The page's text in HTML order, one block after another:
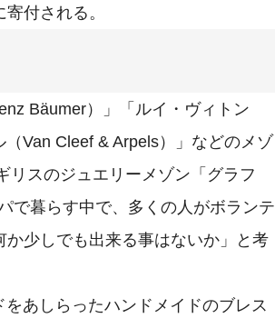
付される。
Bäumer）」「ルイ・ヴィトン
Van Cleef & Arpels）」などのメゾ
リスのジュエリーメゾン「グラフ
で暮らす中で、多くの人がボランテ
少しでも出来る事はないか」と考
あしらったハンドメイドのブレス